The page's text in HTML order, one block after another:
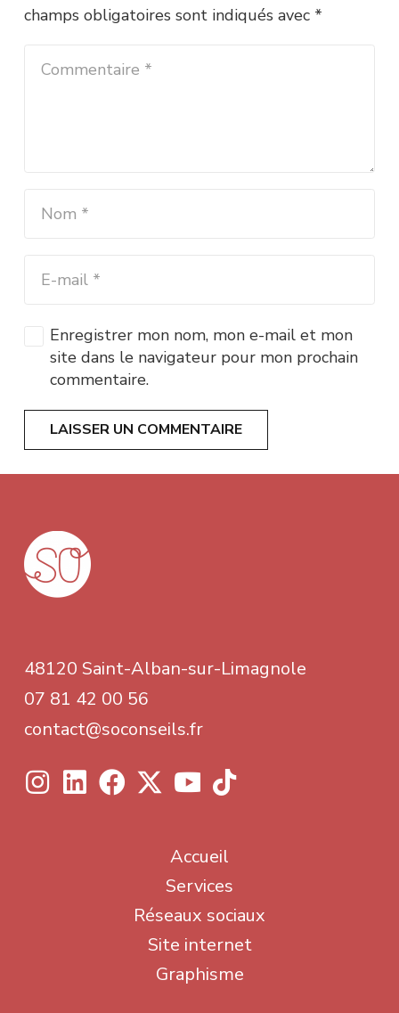
champs obligatoires sont indiqués avec *
Enregistrer mon nom, mon e-mail et mon
site dans le navigateur pour mon prochain
commentaire.
LAISSER UN COMMENTAIRE
48120 Saint-Alban-sur-Limagnole
07 81 42 00 56
contact@soconseils.fr
Accueil
Services
Réseaux sociaux
Site internet
Graphisme